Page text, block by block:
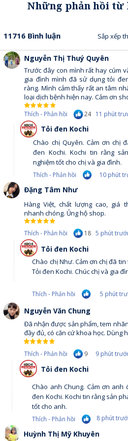
11716 Bình luận Sắp xếp
Những phản hồi từ
Trước đây con mình rất hay cúm
gia đình mình đã sử dụng tỏi
ràng. Mình cảm thấy rất an tâm
loại dịch bệnh hiện nay. Cảm ơn
Nguyễn Thị Thuý Quyên
24
Thích - Phản hồi 11 phút
Chào chị Quyên. Cảm ơn chị
đen Kochi. Kochi tin rằng
nghiệm tốt cho chị và gia đình.
Tỏi đen Kochi
Thích - Phản hồi 10 phút
Hàng Việt, chất lượng cao, giá
nhanh chóng. Ủng hộ shop.
Đặng Tâm Như
18
Thích - Phản hồi 5 phút
Chào chị Như. Cảm ơn chị đã
Tỏi đen Kochi. Chúc chị và gia
Tỏi đen Kochi
Thích - Phản hồi 5 phút
Đã nhận được sản phẩm, tem
đầy đủ, có căn cứ khoa học. Dùng
Nguyễn Văn Chung
9
Thích - Phản hồi 9 phút
Chào anh Chung. Cảm ơn anh
đen Kochi. Kochi tin rằng sản
tốt cho anh.
Tỏi đen Kochi
Thích - Phản hồi 8 phút
Huỳnh Thị Mỹ Khuyên